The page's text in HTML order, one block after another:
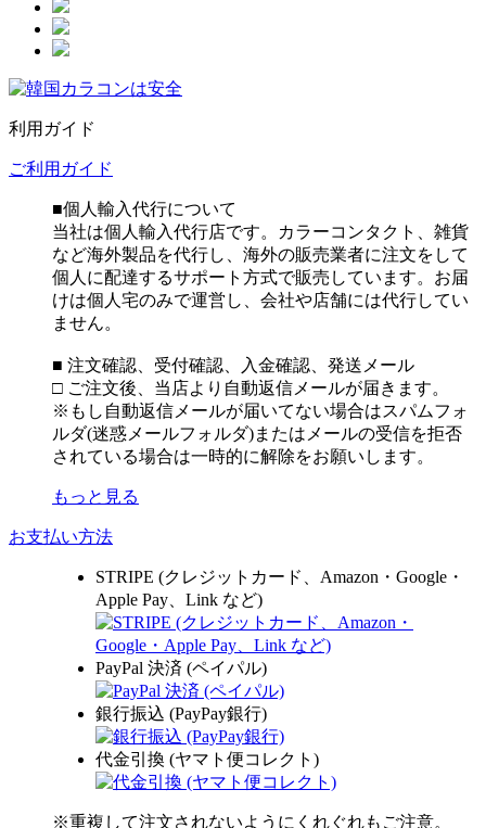
利用ガイド
ご利用ガイド
■個人輸入代行について
当社は個人輸入代行店です。カラーコンタクト、雑貨
など海外製品を代行し、海外の販売業者に注文をして
個人に配達するサポート方式で販売しています。お届
けは個人宅のみで運営し、会社や店舗には代行してい
ません。
■ 注文確認、受付確認、入金確認、発送メール
□ ご注文後、当店より自動返信メールが届きます。
※もし自動返信メールが届いてない場合はスパムフォ
ルダ(迷惑メールフォルダ)またはメールの受信を拒否
されている場合は一時的に解除をお願いします。
もっと見る
お支払い方法
STRIPE (クレジットカード、Amazon・Google・
Apple Pay、Link など)
PayPal 決済 (ペイパル)
銀行振込 (PayPay銀行)
代金引換 (ヤマト便コレクト)
※重複して注文されないようにくれぐれもご注意。